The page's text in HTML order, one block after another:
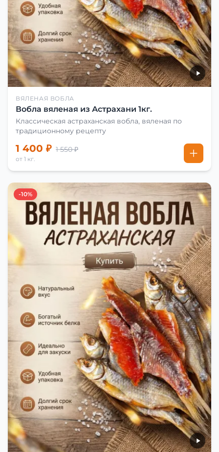
ВЯЛЕНАЯ ВОБЛА
Вобла вяленая из Астрахани 1кг.
Классическая астраханская вобла, вяленая по
традиционному рецепту
1 400 ₽ 1 550 ₽
от 1 кг.
-10%